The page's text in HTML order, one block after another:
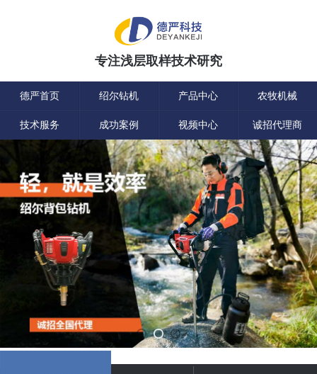
专注浅层取样技术研究
德严首页 绍尔钻机 产品中心 农牧机械
技术服务 成功案例 视频中心 诚招代理商